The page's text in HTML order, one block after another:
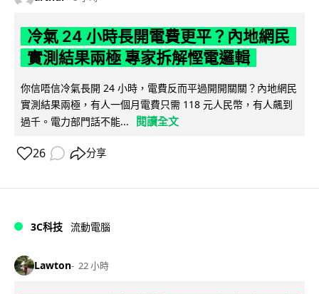
冷氣 24 小時長開電費更平？內地網民
實測結果兩極 專家拆解慳電邏輯
你信唔信冷氣長開 24 小時，電費反而平過開開關關？內地網民
實測結果兩極，有人一個月電費只需 118 元人民幣，有人飆到
過千。電力部門話不能...
閱讀全文
26 分享
3C科技 流動電腦
Lawton 22 小時